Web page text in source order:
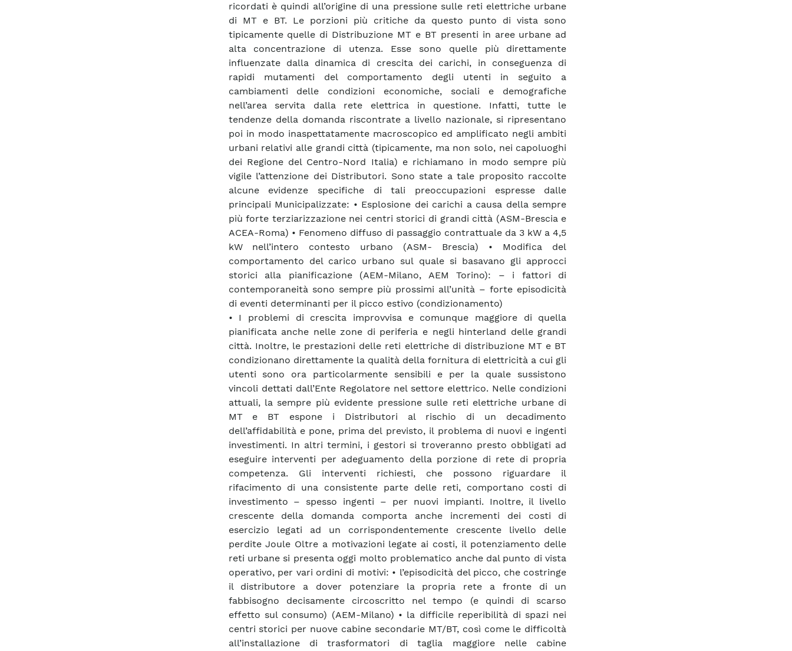
ricordati è quindi all’origine di una pressione sulle reti elettriche urbane
di MT e BT. Le porzioni più critiche da questo punto di vista sono
tipicamente quelle di Distribuzione MT e BT presenti in aree urbane ad
alta concentrazione di utenza. Esse sono quelle più direttamente
influenzate dalla dinamica di crescita dei carichi, in conseguenza di
rapidi mutamenti del comportamento degli utenti in seguito a
cambiamenti delle condizioni economiche, sociali e demografiche
nell’area servita dalla rete elettrica in questione. Infatti, tutte le
tendenze della domanda riscontrate a livello nazionale, si ripresentano
poi in modo inaspettatamente macroscopico ed amplificato negli ambiti
urbani relativi alle grandi città (tipicamente, ma non solo, nei capoluoghi
dei Regione del Centro-Nord Italia) e richiamano in modo sempre più
vigile l’attenzione dei Distributori. Sono state a tale proposito raccolte
alcune evidenze specifiche di tali preoccupazioni espresse dalle
principali Municipalizzate: • Esplosione dei carichi a causa della sempre
più forte terziarizzazione nei centri storici di grandi città (ASM-Brescia e
ACEA-Roma) • Fenomeno diffuso di passaggio contrattuale da 3 kW a 4,5
kW nell’intero contesto urbano (ASM- Brescia) • Modifica del
comportamento del carico urbano sul quale si basavano gli approcci
storici alla pianificazione (AEM-Milano, AEM Torino): – i fattori di
contemporaneità sono sempre più prossimi all’unità – forte episodicità
di eventi determinanti per il picco estivo (condizionamento)
• I problemi di crescita improvvisa e comunque maggiore di quella
pianificata anche nelle zone di periferia e negli hinterland delle grandi
città. Inoltre, le prestazioni delle reti elettriche di distribuzione MT e BT
condizionano direttamente la qualità della fornitura di elettricità a cui gli
utenti sono ora particolarmente sensibili e per la quale sussistono
vincoli dettati dall’Ente Regolatore nel settore elettrico. Nelle condizioni
attuali, la sempre più evidente pressione sulle reti elettriche urbane di
MT e BT espone i Distributori al rischio di un decadimento
dell’affidabilità e pone, prima del previsto, il problema di nuovi e ingenti
investimenti. In altri termini, i gestori si troveranno presto obbligati ad
eseguire interventi per adeguamento della porzione di rete di propria
competenza. Gli interventi richiesti, che possono riguardare il
rifacimento di una consistente parte delle reti, comportano costi di
investimento – spesso ingenti – per nuovi impianti. Inoltre, il livello
crescente della domanda comporta anche incrementi dei costi di
esercizio legati ad un corrispondentemente crescente livello delle
perdite Joule Oltre a motivazioni legate ai costi, il potenziamento delle
reti urbane si presenta oggi molto problematico anche dal punto di vista
operativo, per vari ordini di motivi: • l’episodicità del picco, che costringe
il distributore a dover potenziare la propria rete a fronte di un
fabbisogno decisamente circoscritto nel tempo (e quindi di scarso
effetto sul consumo) (AEM-Milano) • la difficile reperibilità di spazi nei
centri storici per nuove cabine secondarie MT/BT, così come le difficoltà
all’installazione di trasformatori di taglia maggiore nelle cabine